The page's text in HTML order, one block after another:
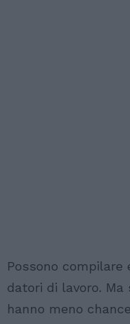
Possono compilare
datori di lavoro.
hanno meno chance